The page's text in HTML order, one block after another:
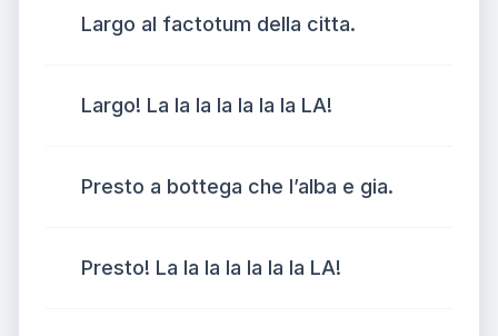
Largo al factotum della citta.
Largo! La la la la la la la LA!
Presto a bottega che l’alba e gia.
Presto! La la la la la la la LA!